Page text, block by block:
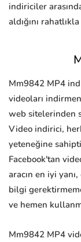
indiriciler
aldığını
Mm9842 MP4
videoları
web sitelerinden
Video indirici,
yeteneğine
Facebook'tan
aracın en iyi
bilgi
ve hemen
Mm9842 MP4